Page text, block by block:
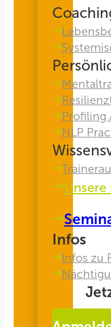
Profiling
NLP
Infos
Infos zu